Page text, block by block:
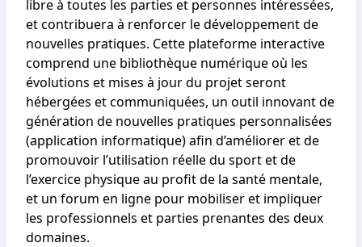
libre à toutes les parties et personnes intéressées,
et contribuera à renforcer le développement de
nouvelles pratiques. Cette plateforme interactive
comprend une bibliothèque numérique où les
évolutions et mises à jour du projet seront
hébergées et communiquées, un outil innovant de
génération de nouvelles pratiques personnalisées
(application informatique) afin d’améliorer et de
promouvoir l’utilisation réelle du sport et de
l’exercice physique au profit de la santé mentale,
et un forum en ligne pour mobiliser et impliquer
les professionnels et parties prenantes des deux
domaines.